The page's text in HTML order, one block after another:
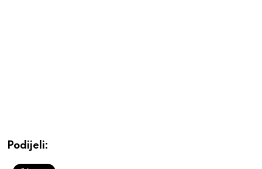
Podijeli: